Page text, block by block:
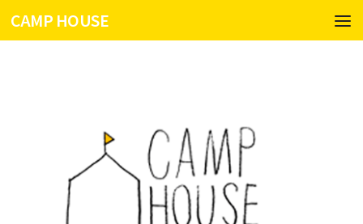
コンテンツへスキップ
CAMP HOUSE